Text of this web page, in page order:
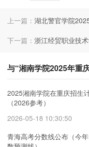
上一篇： 湖北警官学院
下一篇： 浙江经贸职业技
与“湘南学院2025年重
2025湘南学院在重庆招生
（2026参考）
2026-05-18 10:30:50
青海高考分数线公布（今